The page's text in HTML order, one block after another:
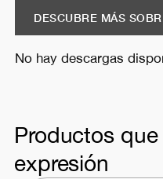
DESCUBRE MÁS
No hay descargas
Productos
expresión